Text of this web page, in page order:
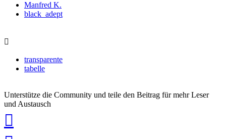
Manfred K.
black_adept
transparente
tabelle
Unterstütze die Community und teile den Beitrag für mehr Leser
und Austausch
teilen